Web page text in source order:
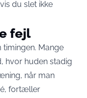
du slet ikke
fejl
timingen. Mange
hvor huden stadig
når man
fortæller